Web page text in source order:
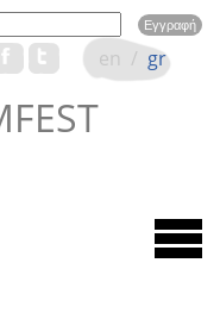
Name
en / gr